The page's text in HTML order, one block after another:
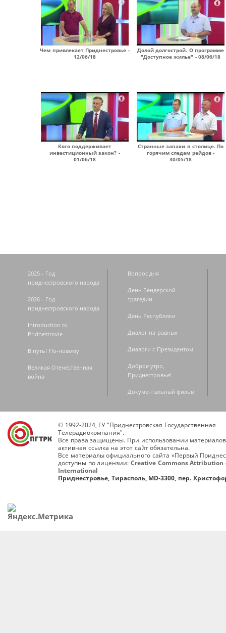
Чем привлекает Приднестровье -
12/06/18
Долой долгострой. О программе
"Доступное жилье" - 08/06/18
Кого поддерживает
инвестиционный закон? -
01/06/18
Странные запахи в столице. По
горячим следам рейдов -
30/05/18
2025 - Год
приднестровского народа
2026 - Год
приднестровского народа
Introduction to
Pridnestrovie
В путь! По-новому
Великая Отечественная
война
Вопрос дня
День Бендерской
трагедии
День Республики
Диалог на равных
Диалоги с Президентом
Доброе утро,
Приднестровье!
Документальный фильм
© 1992-2024, ГУ "Приднестровская Государственная
Телерадиокомпания".
Все права защищены. При использовании
активная ссылка на этот сайт обязательна.
Все материалы официального сайта «Первый
доступны по лицензии: Creative Commons Attribution
International
Приднестровье, Тирасполь, MD-3300, пер.